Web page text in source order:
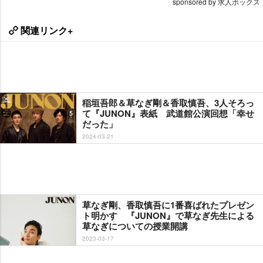
関連リンク+
稲垣吾郎＆草なぎ剛＆香取慎吾、3人そろっ
て『JUNON』表紙 武道館公演回想「幸せ
だった」
2024-03-21
草なぎ剛、香取慎吾に1番喜ばれたプレゼン
ト明かす 『JUNON』で草なぎ先生による
草なぎについての授業開講
2023-03-17